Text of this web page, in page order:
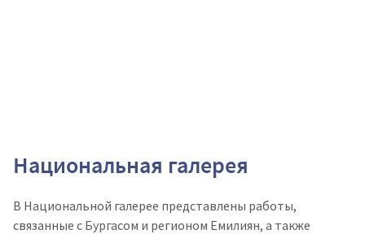
Национальная галерея
В Национальной галерее представлены работы,
связанные с Бургасом и регионом Емилиян, а также